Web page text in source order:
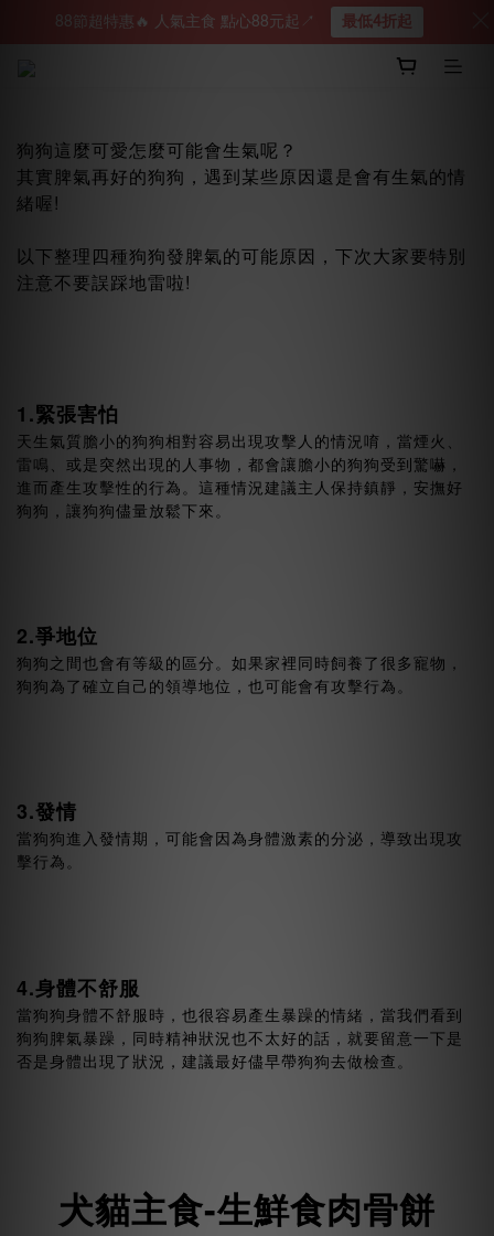
狗狗這麼可愛怎麼可能會生氣呢？
其實脾氣再好的狗狗，遇到某些原因還是會有生氣的情
緒喔!
以下整理四種狗狗發脾氣的可能原因，下次大家要特別
注意不要誤踩地雷啦!
1.緊張害怕
天生氣質膽小的狗狗相對容易出現攻擊人的情況唷，當煙火、
雷鳴、或是突然出現的人事物，都會讓膽小的狗狗受到驚嚇，
進而產生攻擊性的行為。這種情況建議主人保持鎮靜，安撫好
狗狗，讓狗狗儘量放鬆下來。
2.爭地位
狗狗之間也會有等級的區分。如果家裡同時飼養了很多寵物，
狗狗為了確立自己的領導地位，也可能會有攻擊行為。
3.發情
當狗狗進入發情期，可能會因為身體激素的分泌，導致出現攻
擊行為。
4.身體不舒服
當狗狗身體不舒服時，也很容易產生暴躁的情緒，當我們看到
狗狗脾氣暴躁，同時精神狀況也不太好的話，就要留意一下是
否是身體出現了狀況，建議最好儘早帶狗狗去做檢查。
犬貓主食-生鮮食肉骨餅
88節超特惠🔥 人氣主食 點心88元起↗︎ 最低4折起